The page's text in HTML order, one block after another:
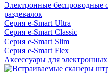
Электронные беспроводные
раздевалок
Серия e-Smart Ultra
Серия e-Smart Classic
Серия e-Smart Slim
Серия e-Smart Flex
Аксессуары для электронных